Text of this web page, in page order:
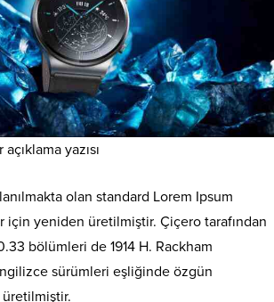
yazısı
olan standard Lorem Ipsum
yeniden üretilmiştir. Çiçero tarafından
bölümleri de 1914 H. Rackham
sürümleri eşliğinde özgün